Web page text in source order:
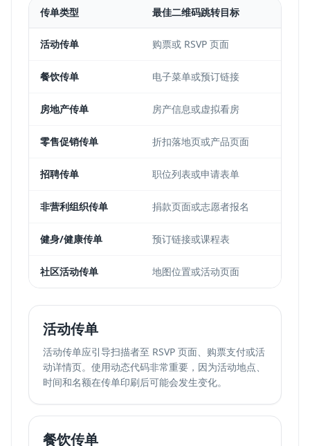
传单类型 最佳二维码跳转目标
活动传单 购票或 RSVP 页面
餐饮传单 电子菜单或预订链接
房地产传单 房产信息或虚拟看房
零售促销传单 折扣落地页或产品页面
招聘传单 职位列表或申请表单
非营利组织传单 捐款页面或志愿者报名
健身/健康传单 预订链接或课程表
社区活动传单 地图位置或活动页面
活动传单
活动传单应引导扫描者至 RSVP 页面、购票支付或活
动详情页。使用动态代码非常重要，因为活动地点、
时间和名额在传单印刷后可能会发生变化。
餐饮传单